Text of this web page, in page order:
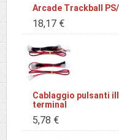
Arcade Trackball
18,17 €
Cablaggio pulsanti
terminal
5,78 €